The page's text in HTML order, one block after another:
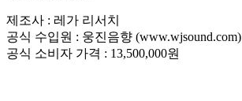
제조사 : 레가 리서치
공식 수입원 : 웅진음향 (www.wjsound.com)
공식 소비자 가격 : 13,500,000원